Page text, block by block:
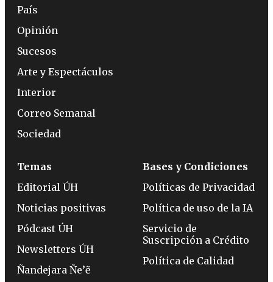
País
Opinión
Sucesos
Arte y Espectáculos
Interior
Correo Semanal
Sociedad
Temas
Editorial ÚH
Noticias positivas
Pódcast ÚH
Newsletters ÚH
Ñandejara Ñe’ẽ
Bases y Condiciones
Políticas de Privacidad
Política de uso de la IA
Servicio de
Suscripción a Crédito
Política de Calidad